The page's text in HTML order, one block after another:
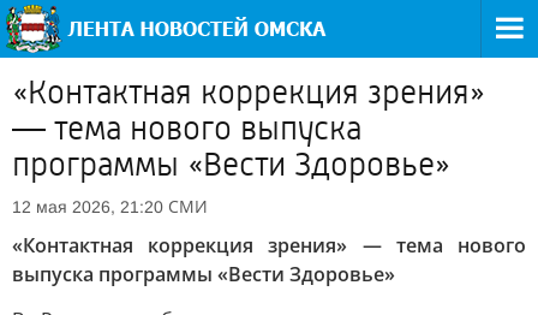
«Контактная коррекция зрения»
— тема нового выпуска
программы «Вести Здоровье»
12 мая 2026, 21:20 СМИ
«Контактная коррекция зрения» — тема нового
выпуска программы «Вести Здоровье»